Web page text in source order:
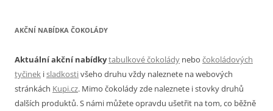
AKČNÍ NABÍDKA ČOKOLÁDY
Aktuální akční nabídkytabulkové čokolády nebo čokoládových
tyčinek isladkostivšeho druhu vždy naleznete na webových
stránkách Kupi.cz. Mimo čokolády zde naleznete i stovky druhů
dalších produktů. S námi můžete opravdu ušetřit na tom, co běžně